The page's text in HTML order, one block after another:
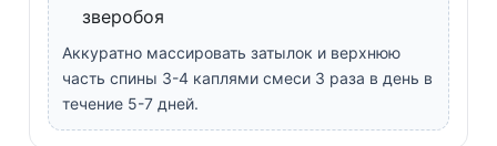
зверобоя
Аккуратно массировать затылок и верхнюю
часть спины 3-4 каплями смеси 3 раза в день в
течение 5-7 дней.